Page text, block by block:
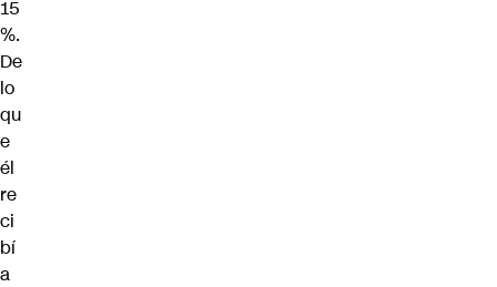
15
%.
De
lo
qu
e
él
re
ci
bí
a